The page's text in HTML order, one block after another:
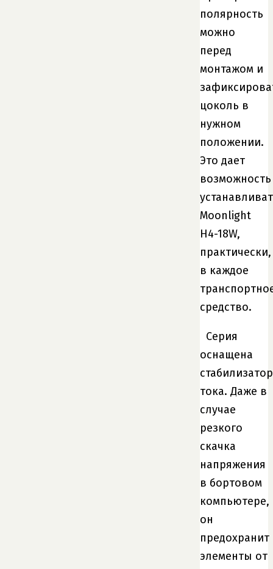
полярность
можно
перед
монтажом и
цоколь в
нужном
положении.
Это дает
возможность
Moonlight
H4-18W,
практически,
в каждое
средство.
Серия
оснащена
тока. Даже в
случае
резкого
скачка
напряжения
в бортовом
компьютере,
он
предохранит
элементы от